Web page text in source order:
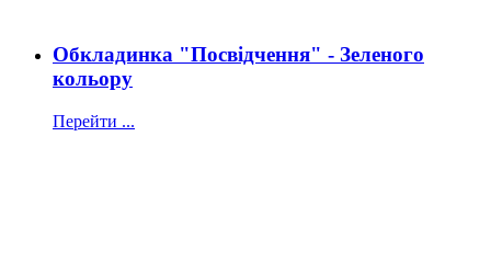
Обкладинка "Посвідчення" - Зеленого
кольору
Перейти ...